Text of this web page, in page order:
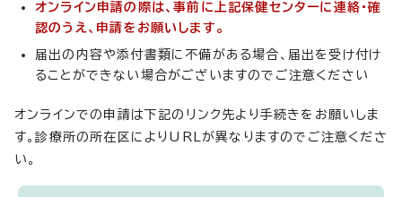
オンライン申請の際は、事前に上記保健センターに連絡・確
認のうえ、申請をお願いします。
届出の内容や添付書類に不備がある場合、届出を受け付け
ることができない場合がございますのでご注意ください
オンラインでの申請は下記のリンク先より手続きをお願いしま
す。診療所の所在区によりURLが異なりますのでご注意くださ
い。